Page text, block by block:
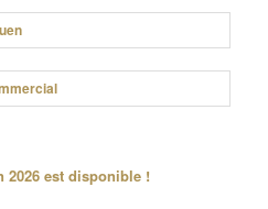
2026 est disponible !